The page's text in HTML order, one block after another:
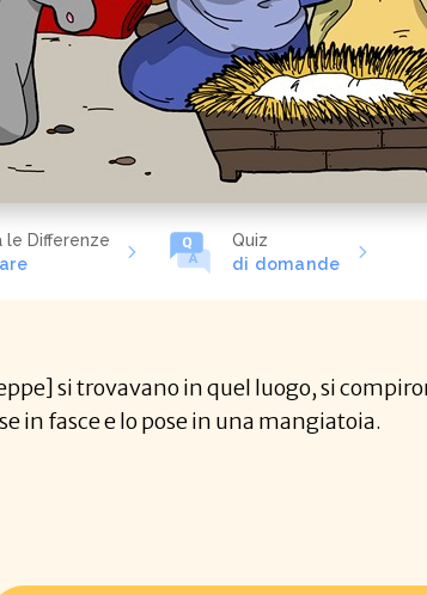
le Differenze
Quiz
di domande
si trovavano in quel luogo, si
in fasce e lo pose in una mangiatoia.